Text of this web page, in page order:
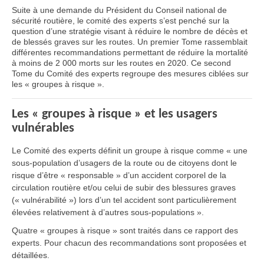
Suite à une demande du Président du Conseil national de
sécurité routière, le comité des experts s’est penché sur la
question d’une stratégie visant à réduire le nombre de décès et
de blessés graves sur les routes. Un premier Tome rassemblait
différentes recommandations permettant de réduire la mortalité
à moins de 2 000 morts sur les routes en 2020. Ce second
Tome du Comité des experts regroupe des mesures ciblées sur
les « groupes à risque ».
Les « groupes à risque » et les usagers
vulnérables
Le Comité des experts définit un groupe à risque comme « une
sous-population d’usagers de la route ou de citoyens dont le
risque d’être « responsable » d’un accident corporel de la
circulation routière et/ou celui de subir des blessures graves
(« vulnérabilité ») lors d’un tel accident sont particulièrement
élevées relativement à d’autres sous-populations ».
Quatre « groupes à risque » sont traités dans ce rapport des
experts. Pour chacun des recommandations sont proposées et
détaillées.